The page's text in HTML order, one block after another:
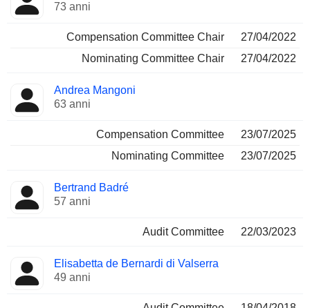
73 anni
Compensation Committee Chair
27/04/2022
Nominating Committee Chair
27/04/2022
Andrea Mangoni
63 anni
Compensation Committee
23/07/2025
Nominating Committee
23/07/2025
Bertrand Badré
57 anni
Audit Committee 22/03/2023
Elisabetta de Bernardi di Valserra
49 anni